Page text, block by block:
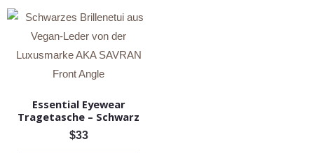
Essential Eyewear
Tragetasche – Schwarz
$33